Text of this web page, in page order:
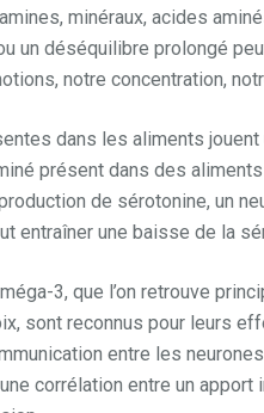
minéraux, acides
un déséquilibre prolongé
notre concentration,
dans les aliments jouent
présent dans des
de sérotonine, un
entraîner une baisse de la
3, que l’on retrouve
sont reconnus pour leurs
entre les
corrélation entre un